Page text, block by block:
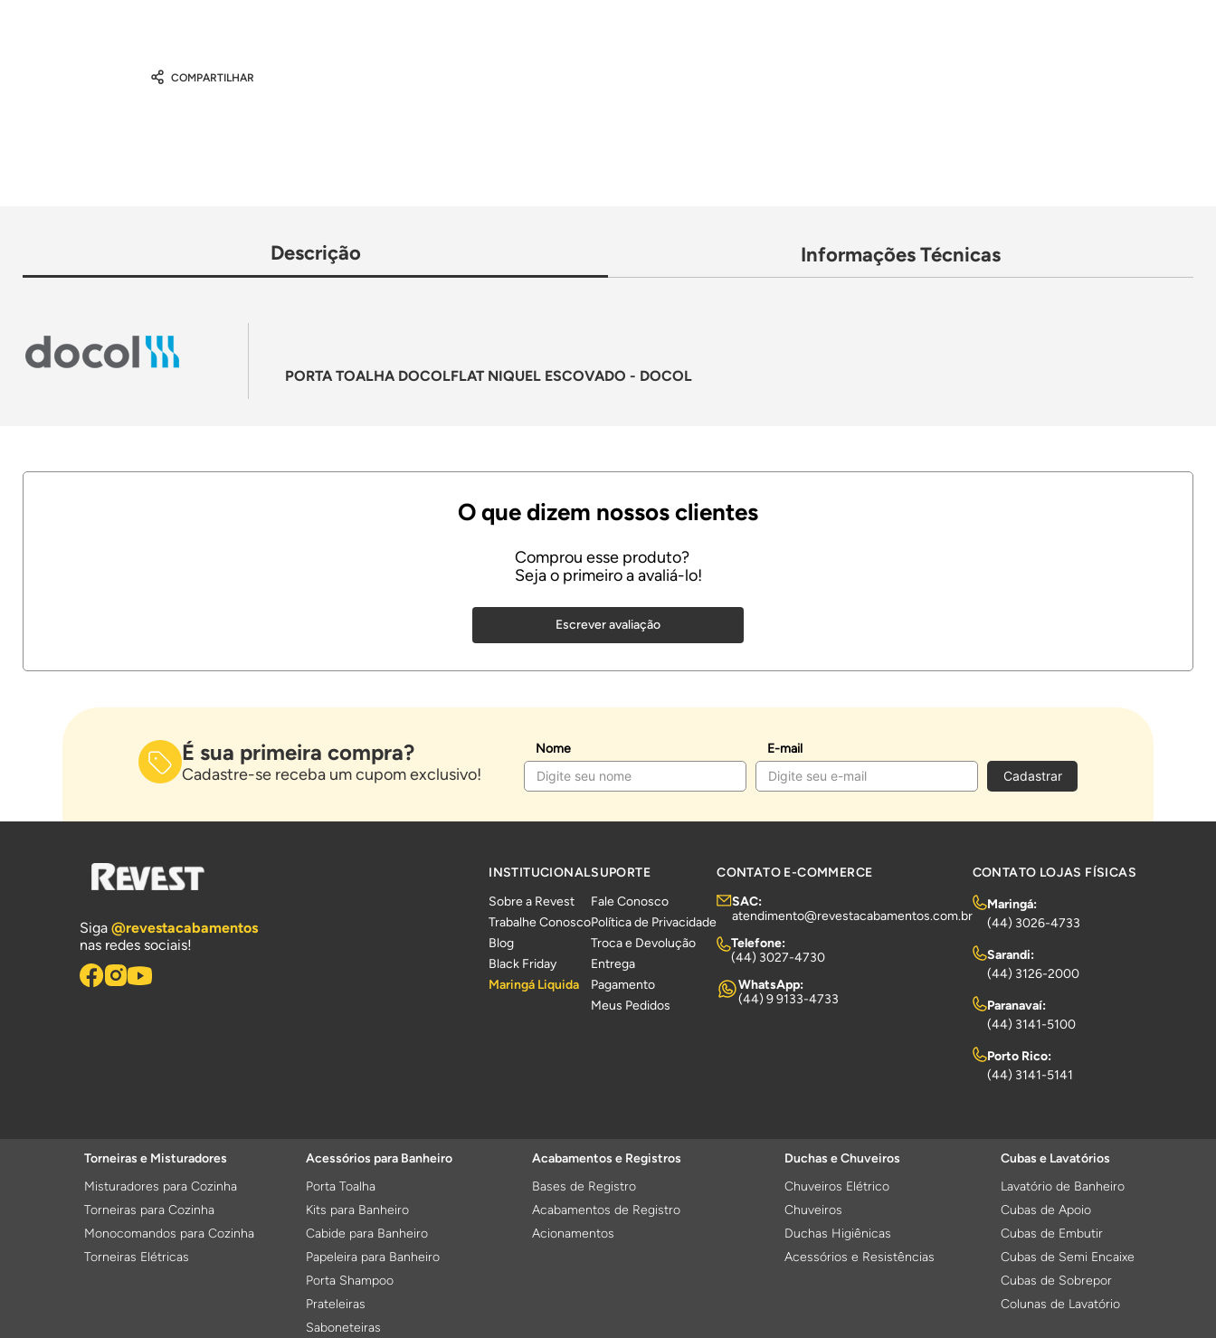
COMPARTILHAR
Descrição Informações Técnicas
PORTA TOALHA DOCOLFLAT NIQUEL ESCOVADO - DOCOL
Escrever avaliação
É sua primeira compra?
Cadastre-se receba um cupom exclusivo!
Nome
E-mail
Cadastrar
Siga @revestacabamentos
nas redes sociais!
INSTITUCIONAL
Sobre a Revest
Trabalhe Conosco
Blog
Black Friday
Maringá Liquida
SUPORTE
Fale Conosco
Política de Privacidade
Troca e Devolução
Entrega
Pagamento
Meus Pedidos
CONTATO E-COMMERCE
SAC:
atendimento@revestacabamentos.com.br
Telefone:
(44) 3027-4730
WhatsApp:
(44) 9 9133-4733
CONTATO LOJAS FÍSICAS
Maringá:
(44) 3026-4733
Sarandi:
(44) 3126-2000
Paranavaí:
(44) 3141-5100
Porto Rico:
(44) 3141-5141
Torneiras e Misturadores
Misturadores para Cozinha
Torneiras para Cozinha
Monocomandos para Cozinha
Torneiras Elétricas
Acessórios para Banheiro
Porta Toalha
Kits para Banheiro
Cabide para Banheiro
Papeleira para Banheiro
Porta Shampoo
Prateleiras
Saboneteiras
Acabamentos e Registros
Bases de Registro
Acabamentos de Registro
Acionamentos
Duchas e Chuveiros
Chuveiros Elétrico
Chuveiros
Duchas Higiênicas
Acessórios e Resistências
Cubas e Lavatórios
Lavatório de Banheiro
Cubas de Apoio
Cubas de Embutir
Cubas de Semi Encaixe
Cubas de Sobrepor
Colunas de Lavatório